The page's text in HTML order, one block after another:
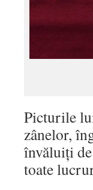
Picturile
zânelor,
învăluiți
toate